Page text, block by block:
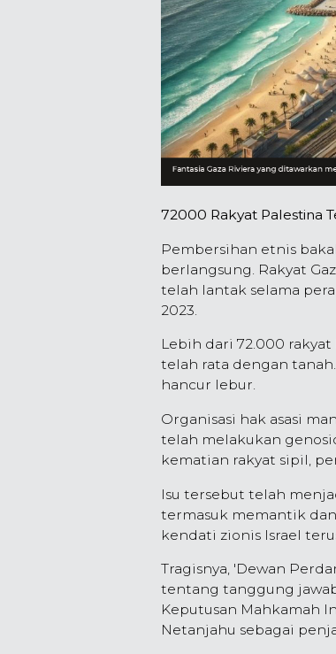
72000 Rakyat Palestina
Pembersihan etnis
berlangsung. Rakyat
telah lantak selama
2023.
Lebih dari 72.000
telah rata dengan
hancur lebur.
Organisasi hak asasi
telah melakukan
kematian rakyat sipil,
Isu tersebut telah
termasuk memantik
kendati zionis Israel
Tragisnya, 'Dewan
tentang tanggung
Keputusan Mahkamah
Netanjahu sebagai